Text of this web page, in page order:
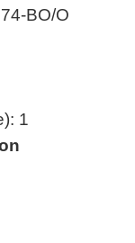
BO/O
1